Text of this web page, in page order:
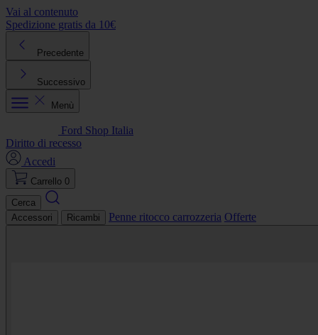
Vai al contenuto
Spedizione gratis da 10€
Precedente
Successivo
Menù
Ford Shop Italia
Diritto di recesso
Accedi
Carrello 0
Cerca
Accessori
Ricambi Penne ritocco carrozzeria Offerte